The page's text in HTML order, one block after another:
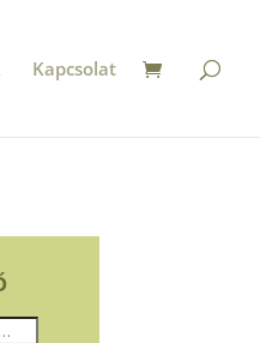
Kapcsolat